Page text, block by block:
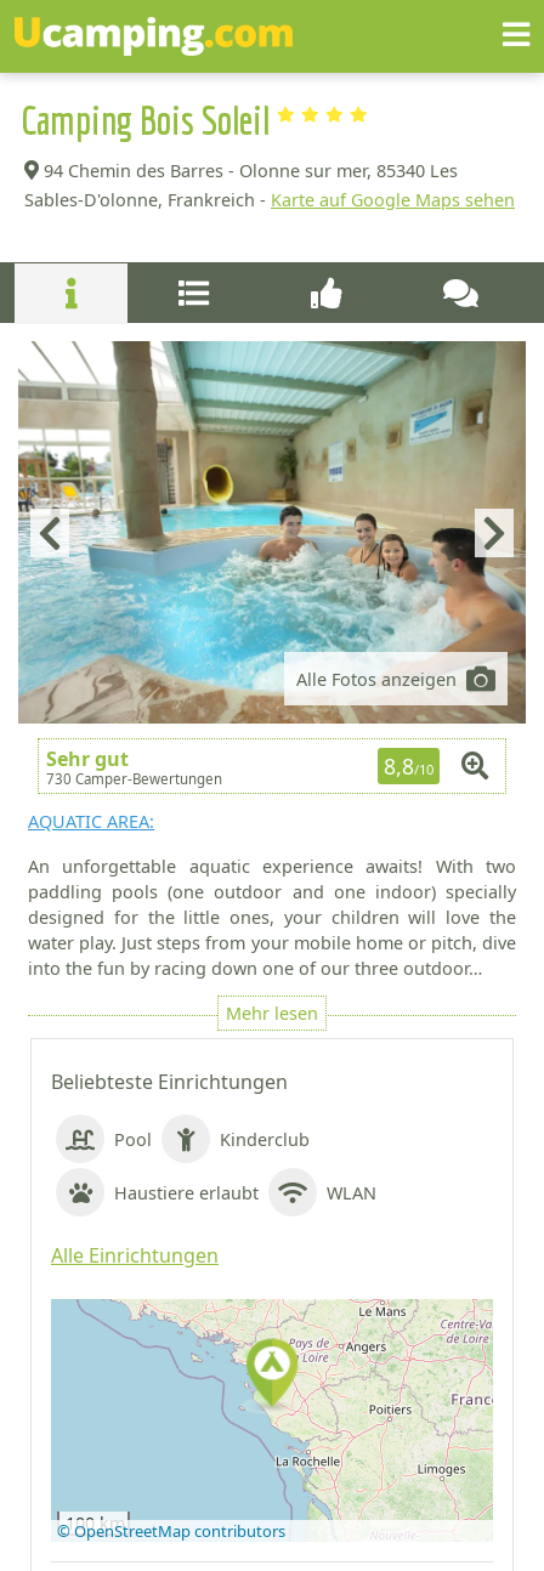
Camping Bois Soleil
94 Chemin des Barres - Olonne sur mer, 85340 Les
Sables-D'olonne, Frankreich - Karte auf Google Maps sehen
Beliebteste Einrichtungen
Pool Kinderclub
Haustiere erlaubt WLAN
Alle Einrichtungen
Auf Google Maps
anzeigen
100 km
© OpenStreetMap contributors
Alle Fotos anzeigen
Sehr gut
730 Camper-Bewertungen 8,8/10
AQUATIC AREA:
An unforgettable aquatic experience awaits! With two
paddling pools (one outdoor and one indoor) specially
designed for the little ones, your children will love the
water play. Just steps from your mobile home or pitch, dive
into the fun by racing down one of our three outdoor…